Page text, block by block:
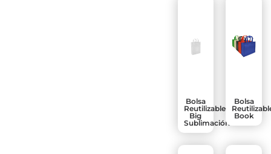
Bolsa
Reutilizable
Big
Sublimación
Bolsa
Book